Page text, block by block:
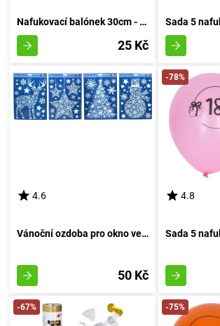
Nafukovací balónek 30cm - sada 5 kusů, s pořadovým číslem 4
25 Kč
4.6
Vánoční ozdoba pro okno velikosti 41x29 cm
50 Kč
-78%
4.8
-67% -75%